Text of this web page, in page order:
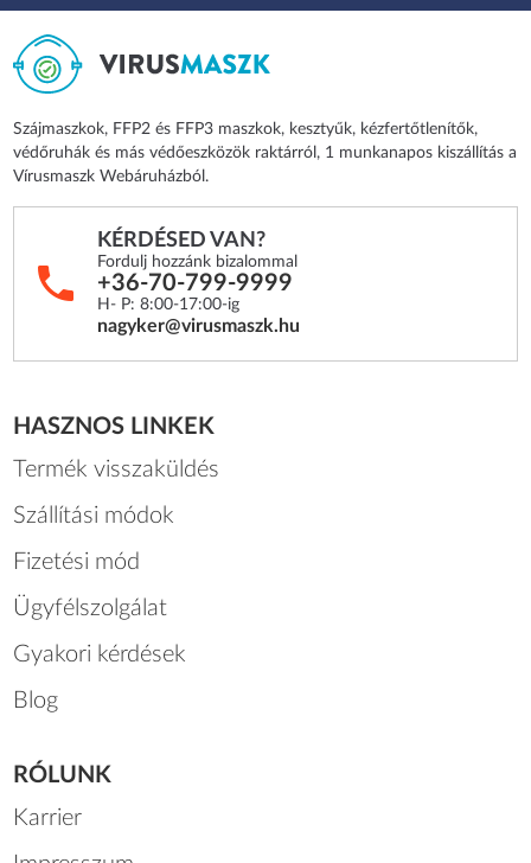
Szájmaszkok, FFP2 és FFP3 maszkok, kesztyűk, kézfertőtlenítők,
védőruhák és más védőeszközök raktárról, 1 munkanapos kiszállítás a
Vírusmaszk Webáruházból.
KÉRDÉSED VAN?
Fordulj hozzánk bizalommal
+36-70-799-9999
H- P: 8:00-17:00-ig
nagyker@virusmaszk.hu
HASZNOS LINKEK
Termék visszaküldés
Szállítási módok
Fizetési mód
Ügyfélszolgálat
Gyakori kérdések
Blog
RÓLUNK
Karrier